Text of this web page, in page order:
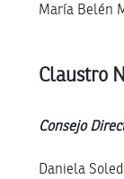
María Belén
Claustro
Consejo
Daniela